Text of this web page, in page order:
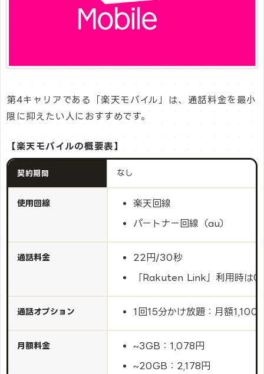
第4キャリアである「楽天モバイル」は、通話料金を最小
限に抑えたい人におすすめです。
【楽天モバイルの概要表】
契約期間 なし
使用回線
楽天回線
パートナー回線（au）
通話料金
22円/30秒
「Rakuten Link」利用時は0
通話オプション 1回15分かけ放題：月額1,100
月額料金
~3GB：1,078円
~20GB：2,178円